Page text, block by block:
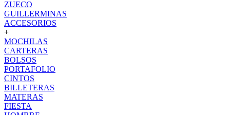
ZUECO
GUILLERMINAS
ACCESORIOS
+
MOCHILAS
CARTERAS
BOLSOS
PORTAFOLIO
CINTOS
BILLETERAS
MATERAS
FIESTA